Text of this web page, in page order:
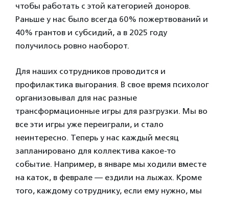
чтобы работать с этой категорией доноров.
Раньше у нас было всегда 60% пожертвований и
40% грантов и субсидий, а в 2025 году
получилось ровно наоборот.
Для наших сотрудников проводится и
профилактика выгорания. В свое время психолог
организовывал для нас разные
трансформационные игры для разгрузки. Мы во
все эти игры уже переиграли, и стало
неинтересно. Теперь у нас каждый месяц
запланировано для коллектива какое-то
событие. Например, в январе мы ходили вместе
на каток, в феврале — ездили на лыжах. Кроме
того, каждому сотруднику, если ему нужно, мы